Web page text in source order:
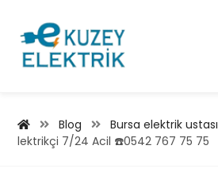
Blog Bursa elektrik ustası
lektrikçi 7/24 Acil ☎️0542 767 75 75